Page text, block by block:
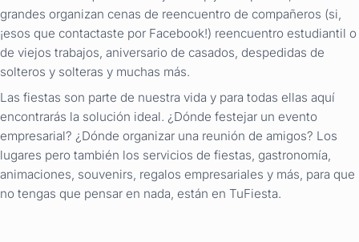
grandes organizan cenas de reencuentro de compañeros (si,
¡esos que contactaste por Facebook!) reencuentro estudiantil o
de viejos trabajos, aniversario de casados, despedidas de
solteros y solteras y muchas más.
Las fiestas son parte de nuestra vida y para todas ellas aquí
encontrarás la solución ideal. ¿Dónde festejar un evento
empresarial? ¿Dónde organizar una reunión de amigos? Los
lugares pero también los servicios de fiestas, gastronomía,
animaciones, souvenirs, regalos empresariales y más, para que
no tengas que pensar en nada, están en TuFiesta.